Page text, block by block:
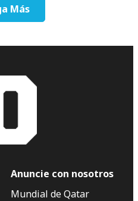
Más
Anuncie con nosotros
Mundial de Qatar